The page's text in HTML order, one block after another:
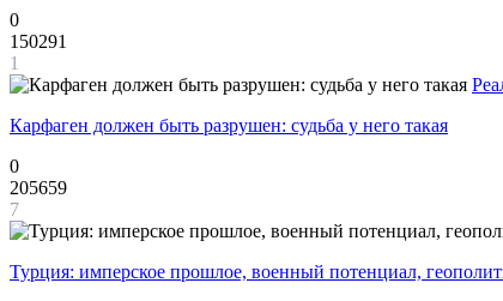
0
150291
1
Карфаген должен быть разрушен: судьба у него такая
0
205659
7
Турция: имперское прошлое, военный потенциал,